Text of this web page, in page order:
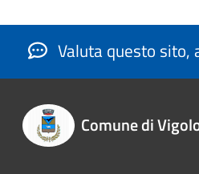
Valuta questo sito,
Comune di